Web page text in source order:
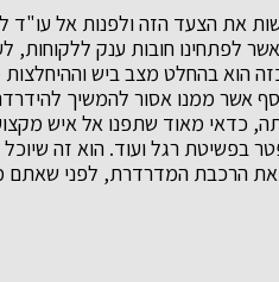
את הצעד הזה ולפנות אל עו"ד
לפתחינו חובות ענק ללקוחות,
הוא בהחלט מצב ביש
אשר ממנו אסור להמשיך
כדאי מאוד שתפנו אל איש
בפשיטת רגל ועוד. הוא זה שיוכל
את הרכבת המדרדרת, לפני